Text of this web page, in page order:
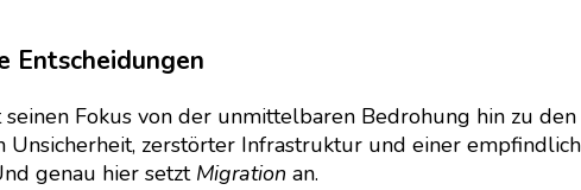
Anfang
Entscheidungen
Fokus von der unmittelbaren Bedrohung hin zu
Unsicherheit, zerstörter Infrastruktur und einer
genau hier setzt Migration an.